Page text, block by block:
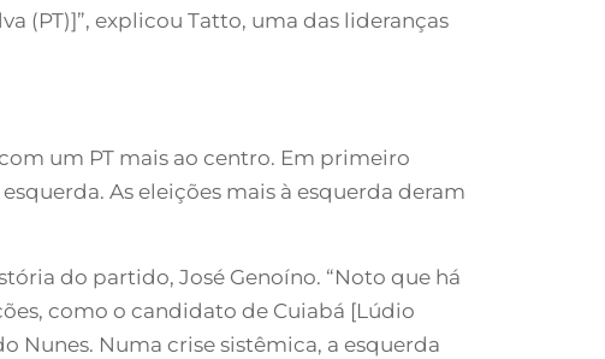
(PT)]”, explicou Tatto, uma das lideranças
um PT mais ao centro. Em primeiro
As eleições mais à esquerda deram
do partido, José Genoíno. “Noto que há
como o candidato de Cuiabá [Lúdio
Nunes. Numa crise sistêmica, a esquerda